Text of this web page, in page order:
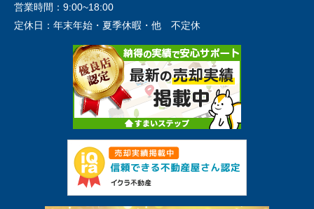
営業時間： 9:00~18:00
定休日： 年末年始・夏季休暇・他 不定休